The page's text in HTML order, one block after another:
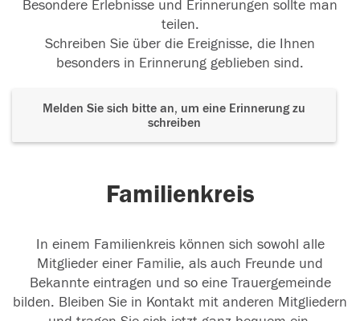
Besondere Erlebnisse und Erinnerungen sollte man
teilen.
Schreiben Sie über die Ereignisse, die Ihnen
besonders in Erinnerung geblieben sind.
Melden Sie sich bitte an, um eine Erinnerung zu
schreiben
Familienkreis
In einem Familienkreis können sich sowohl alle
Mitglieder einer Familie, als auch Freunde und
Bekannte eintragen und so eine Trauergemeinde
bilden. Bleiben Sie in Kontakt mit anderen Mitgliedern